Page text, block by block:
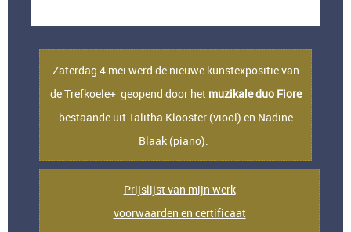
Zaterdag 4 mei werd de nieuwe kunstexpositie van
de Trefkoele+ geopend door het muzikale duo Fiore
bestaande uit Talitha Klooster (viool) en Nadine
Blaak (piano).
Prijslijst van mijn werk
voorwaarden en certificaat